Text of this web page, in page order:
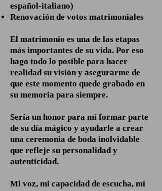
español-italiano)
Renovación de votos matrimoniales
El matrimonio es una de las etapas
más importantes de su vida. Por eso
hago todo lo posible para hacer
realidad su visión y asegurarme de
que este momento quede grabado en
su memoria para siempre.
Sería un honor para mí formar parte
de su día mágico y ayudarle a crear
una ceremonia de boda inolvidable
que refleje su personalidad y
autenticidad.
Mi voz, mi capacidad de escucha, mi